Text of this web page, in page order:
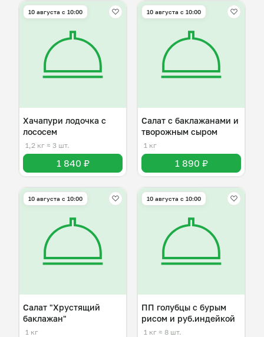
10 августа с 10:00
Хачапури лодочка с
лососем
1,2 кг ≈ 3 шт.
1 840 ₽
10 августа с 10:00
Салат с баклажанами и
творожным сыром
1 кг
1 890 ₽
10 августа с 10:00
Салат "Хрустящий
баклажан"
1 кг
10 августа с 10:00
ПП голубцы с бурым
рисом и руб.индейкой
1 кг ≈ 8 шт.